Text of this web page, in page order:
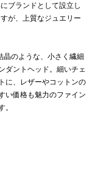
ブランドとして設立し
が、上質なジュエリー
晶のような、小さく繊細
ダントヘッド。細いチェ
に、レザーやコットンの
い価格も魅力のファイン
。